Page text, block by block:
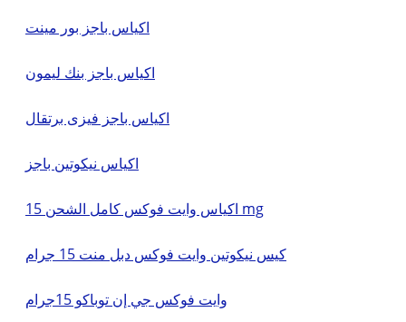
اكياس باجز بور مينت
اكياس باجز بنك ليمون
اكياس باجز فيزى برتقال
اكياس نيكوتين باجز
اكياس وايت فوكس كامل الشحن 15 mg
كيس نيكوتين وايت فوكس دبل منت 15 جرام
وايت فوكس جي إن توباكو 15جرام